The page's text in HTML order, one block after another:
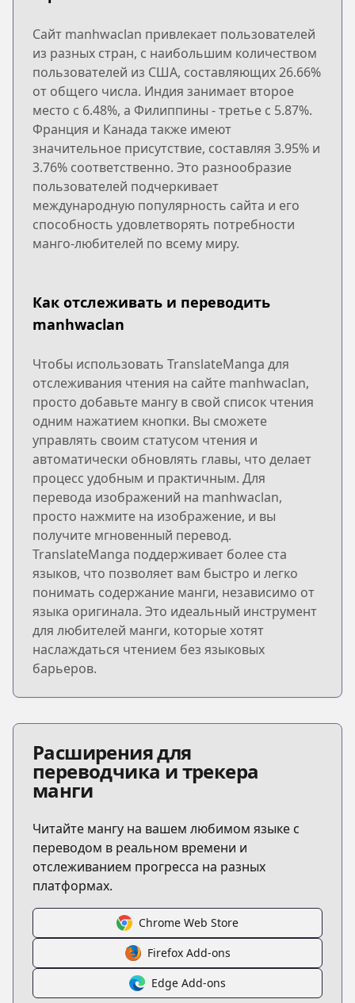
Сайт manhwaclan привлекает пользователей
из разных стран, с наибольшим количеством
пользователей из США, составляющих 26.66%
от общего числа. Индия занимает второе
место с 6.48%, а Филиппины - третье с 5.87%.
Франция и Канада также имеют
значительное присутствие, составляя 3.95% и
3.76% соответственно. Это разнообразие
пользователей подчеркивает
международную популярность сайта и его
способность удовлетворять потребности
манго-любителей по всему миру.
Как отслеживать и переводить
manhwaclan
Чтобы использовать TranslateManga для
отслеживания чтения на сайте manhwaclan,
просто добавьте мангу в свой список чтения
одним нажатием кнопки. Вы сможете
управлять своим статусом чтения и
автоматически обновлять главы, что делает
процесс удобным и практичным. Для
перевода изображений на manhwaclan,
просто нажмите на изображение, и вы
получите мгновенный перевод.
TranslateManga поддерживает более ста
языков, что позволяет вам быстро и легко
понимать содержание манги, независимо от
языка оригинала. Это идеальный инструмент
для любителей манги, которые хотят
наслаждаться чтением без языковых
барьеров.
Расширения для
переводчика и трекера
манги
Читайте мангу на вашем любимом языке с
переводом в реальном времени и
отслеживанием прогресса на разных
платформах.
Chrome Web Store
Firefox Add-ons
Edge Add-ons